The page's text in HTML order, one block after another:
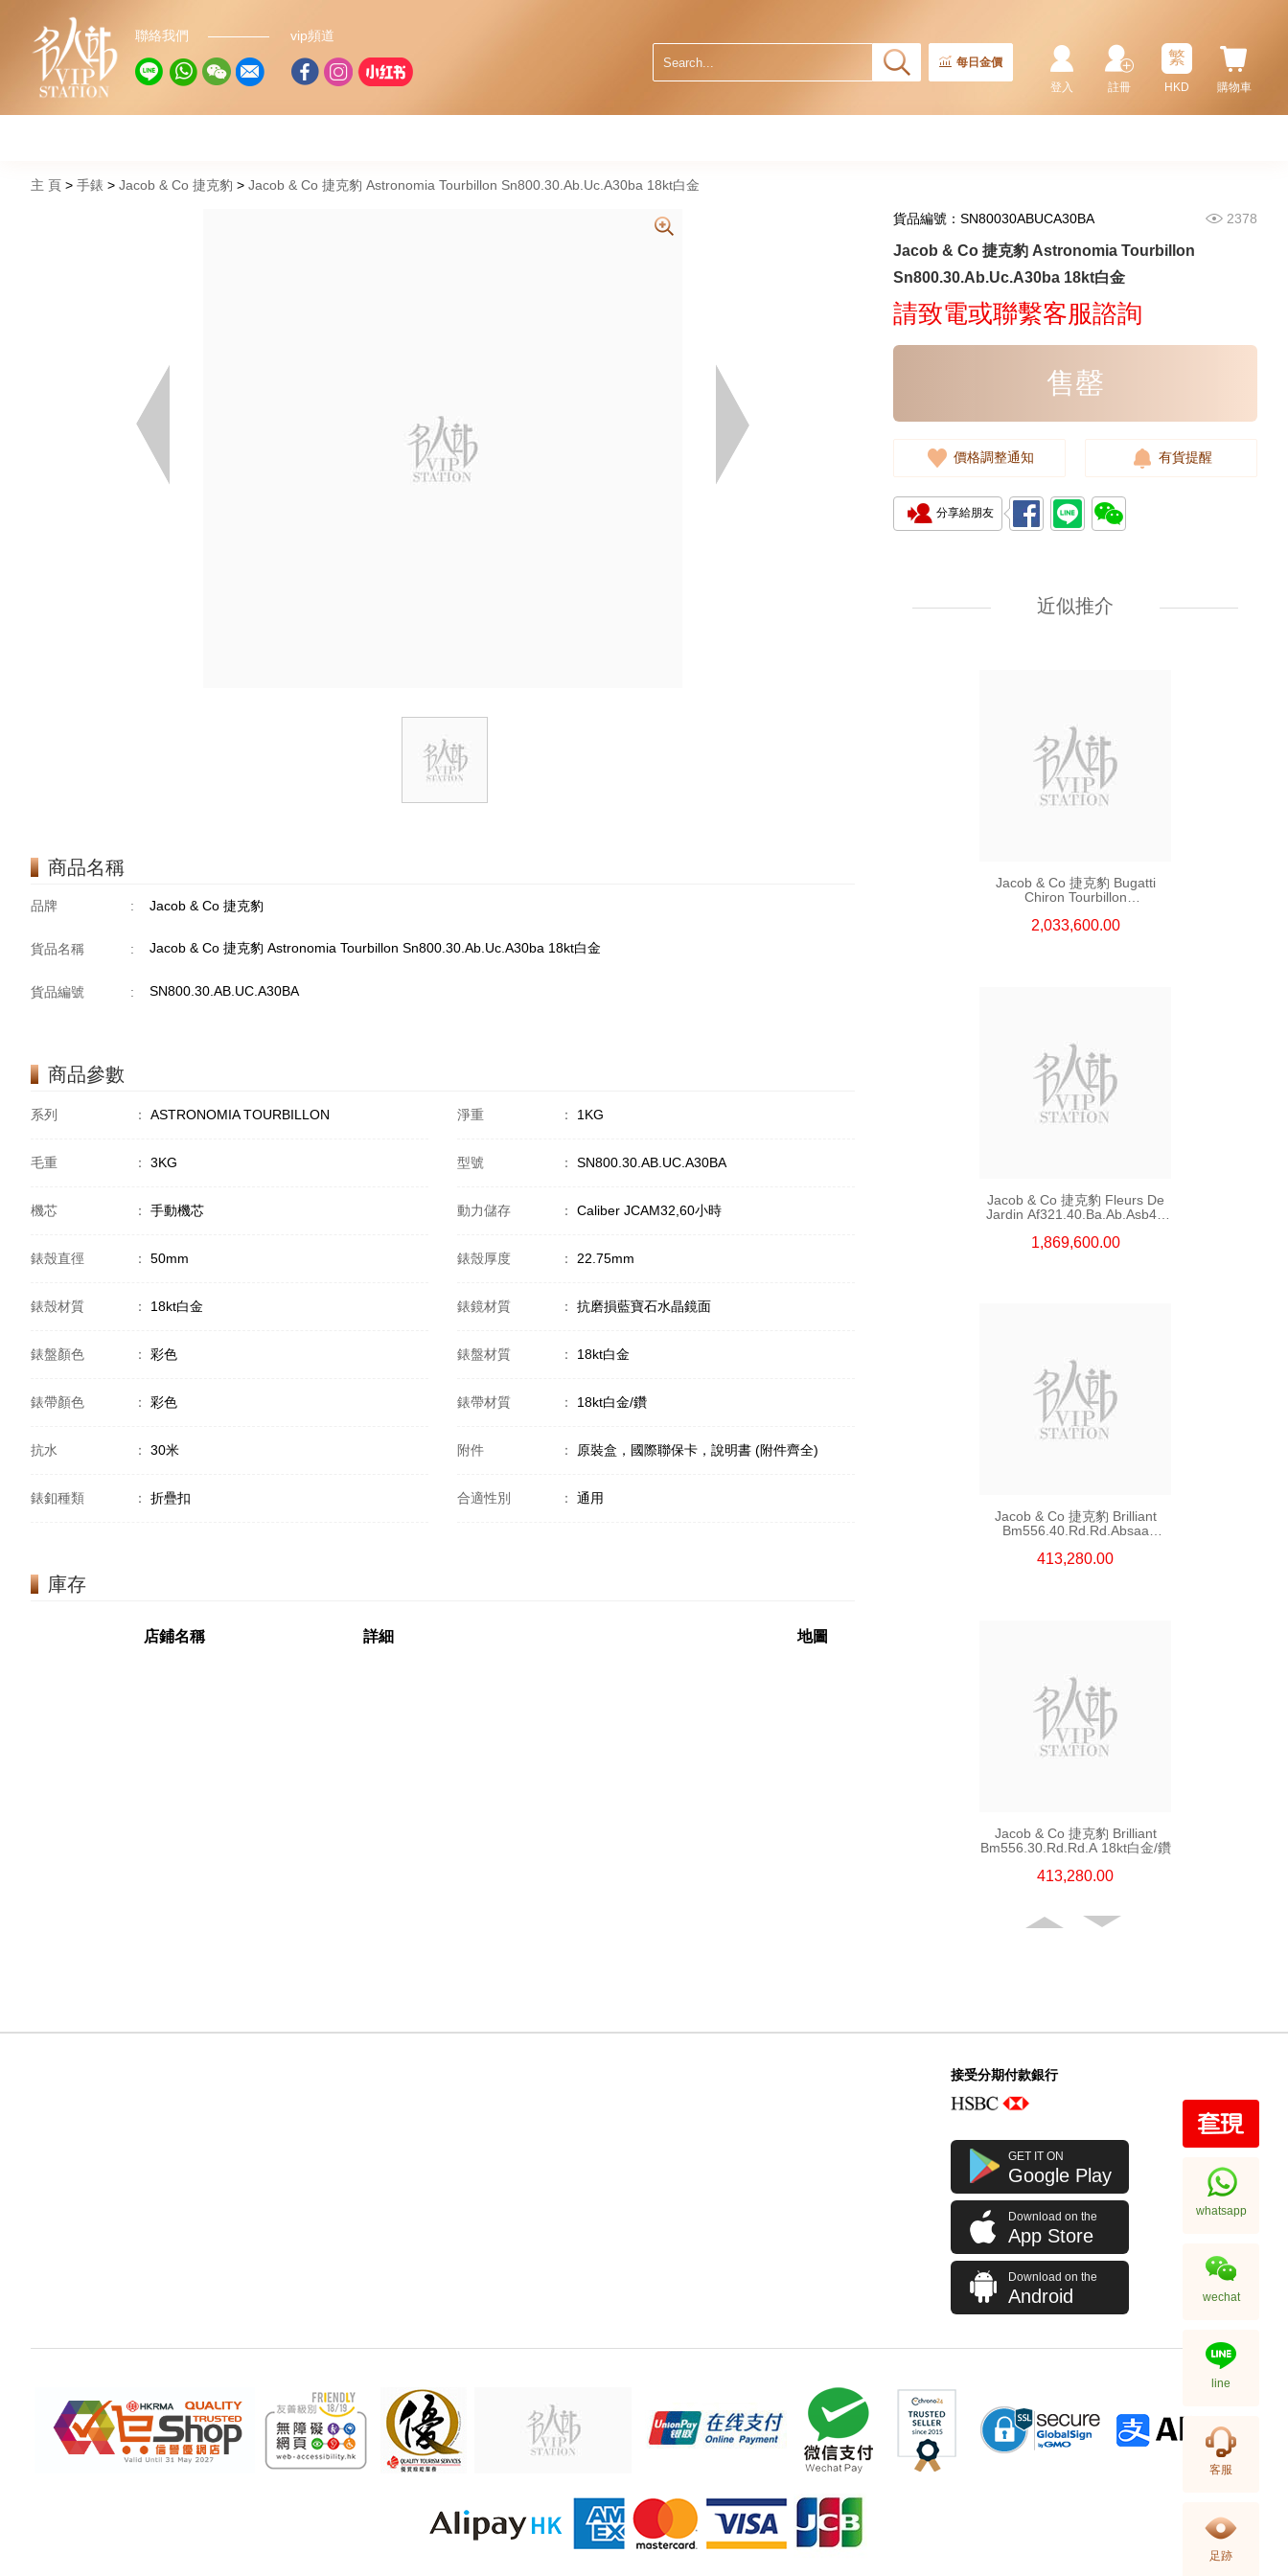
聯絡我們 vip頻道
每日金價
購物車
繁
HKD
註冊
登入
主 頁 手錶 Jacob & Co 捷克豹 Jacob & Co 捷克豹 Astronomia Tourbillon Sn800.30.Ab.Uc.A30ba 18kt白金
商品名稱
品牌 : Jacob & Co 捷克豹
貨品名稱 : Jacob & Co 捷克豹 Astronomia Tourbillon Sn800.30.Ab.Uc.A30ba 18kt白金
貨品編號 : SN800.30.AB.UC.A30BA
商品參數
系列 ： ASTRONOMIA TOURBILLON 淨重 ： 1KG
毛重 ： 3KG 型號 ： SN800.30.AB.UC.A30BA
機芯 ： 手動機芯 動力儲存 ： Caliber JCAM32,60小時
錶殼直徑 ： 50mm 錶殼厚度 ： 22.75mm
錶殼材質 ： 18kt白金 錶鏡材質 ： 抗磨損藍寶石水晶鏡面
錶盤顏色 ： 彩色 錶盤材質 ： 18kt白金
錶帶顏色 ： 彩色 錶帶材質 ： 18kt白金/鑽
抗水 ： 30米 附件 ： 原裝盒，國際聯保卡，說明書 (附件齊全)
錶釦種類 ： 折疊扣 合適性別 ： 通用
庫存
店鋪名稱 詳細 地圖
貨品編號：SN80030ABUCA30BA 2378
Jacob & Co 捷克豹 Astronomia Tourbillon
Sn800.30.Ab.Uc.A30ba 18kt白金
請致電或聯繫客服諮詢
售罄
價格調整通知 有貨提醒
分享給朋友
近似推介
Jacob & Co 捷克豹 Five Time
19,500.00
Jacob & Co 捷克豹 Bugatti
Chiron Tourbillon
2,033,600.00
Jacob & Co 捷克豹 Fleurs De
Jardin Af321.40.Ba.Ab.Asb4a
1,869,600.00
Jacob & Co 捷克豹 Brilliant
Bm556.40.Rd.Rd.Absaa
413,280.00
Jacob & Co 捷克豹 Brilliant
Bm556.30.Rd.Rd.A 18kt白金/鑽
413,280.00
Jacob & Co 捷克豹 Brilliant
Bq030.40.Rh.Rr.Ask4a
18kt玫瑰金/鑽 玫瑰金彩虹滿天星
756,000.00
接受分期付款銀行
GET IT ON
Google Play
Download on the
App Store
Download on the
Android
whatsapp
wechat
line
客服
足跡